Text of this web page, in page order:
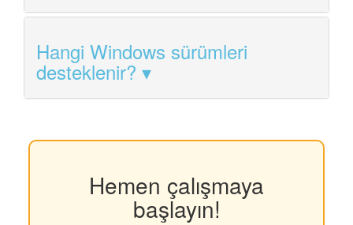
Hangi Windows sürümleri
desteklenir?
Hemen çalışmaya
başlayın!